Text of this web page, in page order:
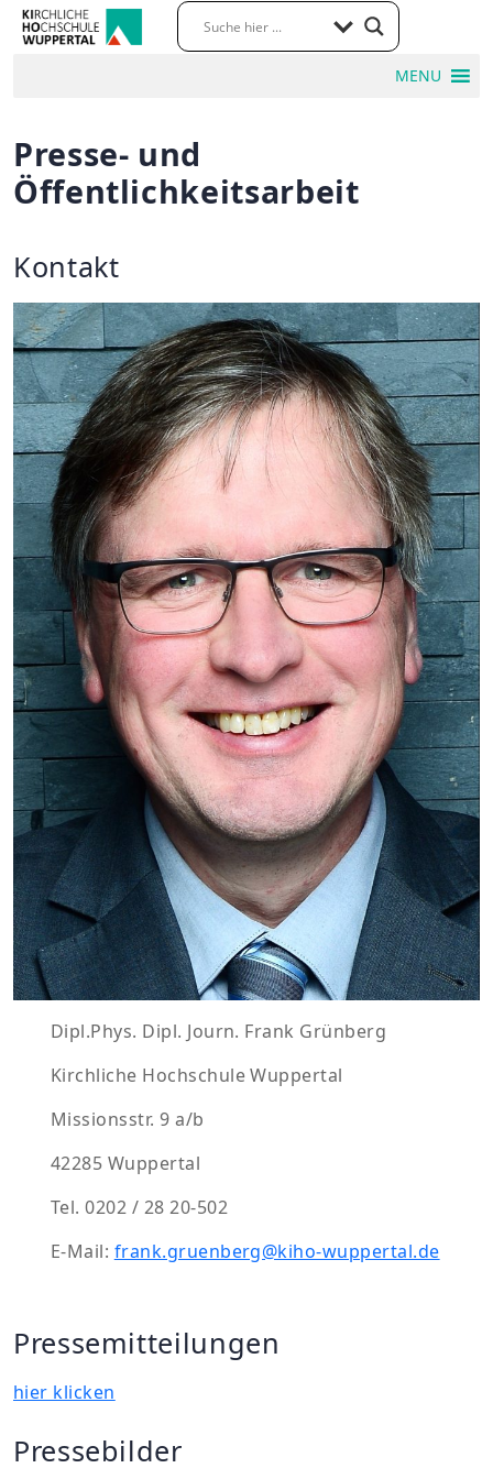
MENU
Presse- und
Öffentlichkeitsarbeit
Kontakt
Dipl.Phys. Dipl. Journ. Frank Grünberg
Kirchliche Hochschule Wuppertal
Missionsstr. 9 a/b
42285 Wuppertal
Tel. 0202 / 28 20-502
E-Mail: frank.gruenberg@kiho-wuppertal.de
Pressemitteilungen
hier klicken
Pressebilder